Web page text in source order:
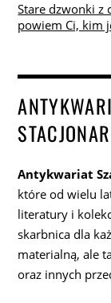
Stare dzwonki z
powiem Ci, kim
Antykwariat
które od wielu
literatury i
skarbnica dla
materialną, ale
oraz innych